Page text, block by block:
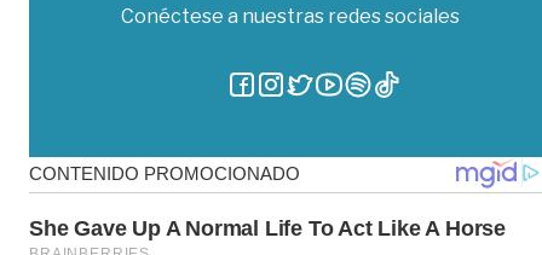
Conéctese a nuestras redes sociales